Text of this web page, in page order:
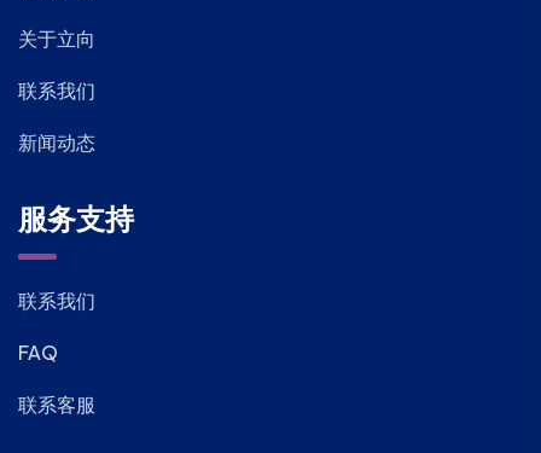
关于立向
联系我们
新闻动态
服务支持
联系我们
FAQ
联系客服